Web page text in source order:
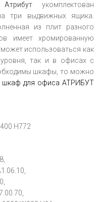
укомплектован
три выдвижных ящика.
из плит разного
имеет хромированную
использоваться как
так и в офисах с
шкафы, то можно
шкаф для офиса АТРИБУТ
H772